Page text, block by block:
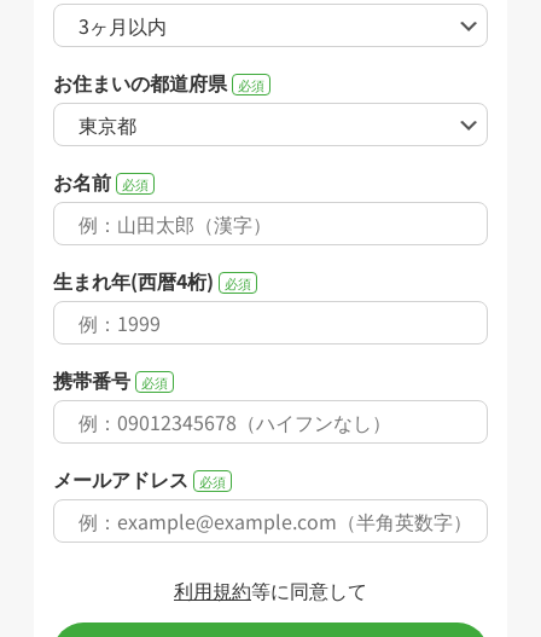
お住まいの都道府県 必須
お名前 必須
生まれ年(西暦4桁) 必須
携帯番号 必須
メールアドレス 必須
利用規約等に同意して